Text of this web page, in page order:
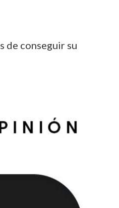
de conseguir su